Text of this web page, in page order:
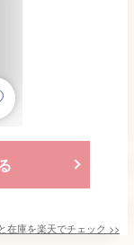
在庫を楽天でチェック >>